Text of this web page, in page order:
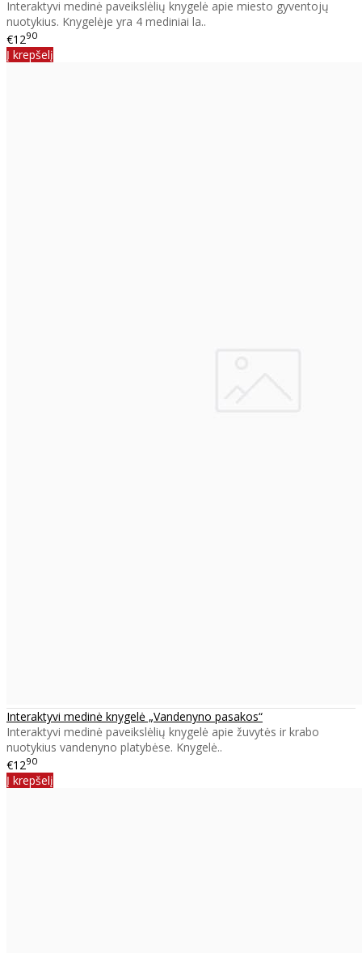
Interaktyvi medinė paveikslėlių knygelė apie miesto gyventojų
nuotykius. Knygelėje yra 4 mediniai la..
€1290
Į krepšelį
Interaktyvi medinė knygelė „Vandenyno pasakos“
Interaktyvi medinė paveikslėlių knygelė apie žuvytės ir krabo
nuotykius vandenyno platybėse. Knygelė..
€1290
Į krepšelį